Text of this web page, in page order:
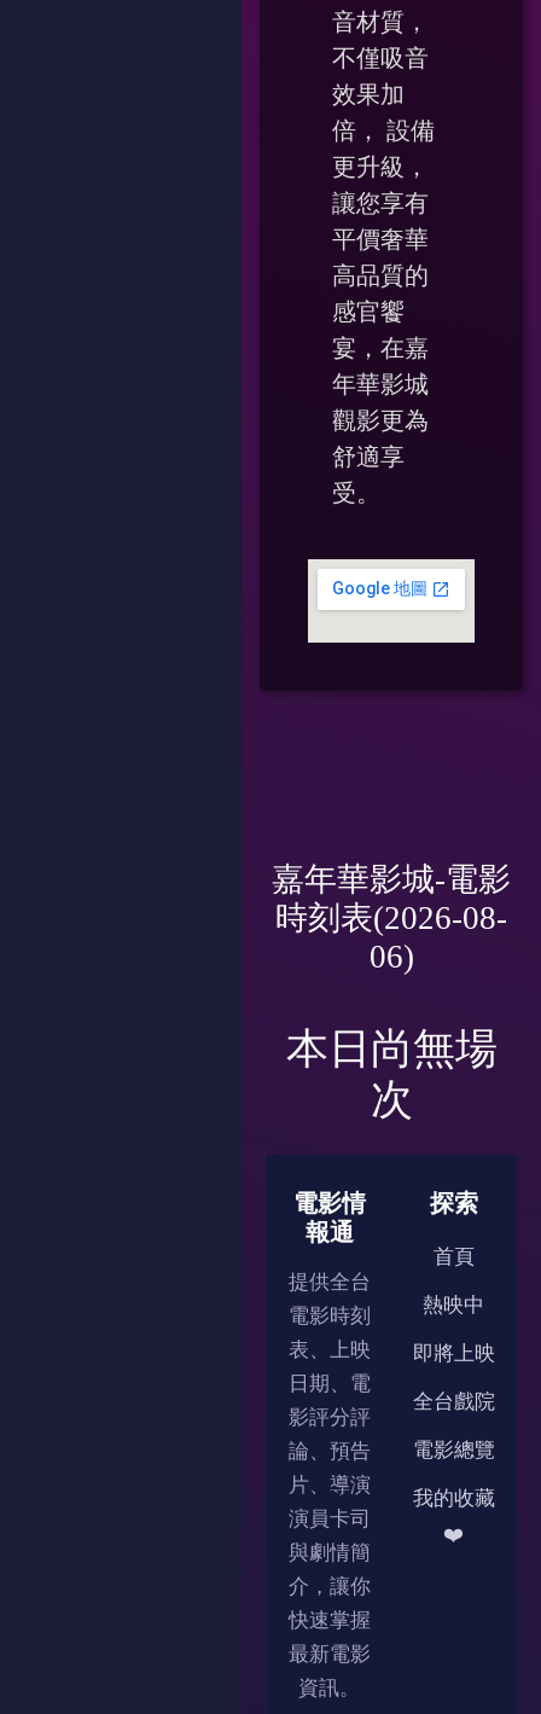
音材質，
不僅吸音
效果加
倍， 設備
更升級，
讓您享有
平價奢華
高品質的
感官饗
宴，在嘉
年華影城
觀影更為
舒適享
受。
嘉年華影城-電影
時刻表(2026-08-
06)
本日尚無場
次
電影情
報通
提供全台
電影時刻
表、上映
日期、電
影評分評
論、預告
片、導演
演員卡司
與劇情簡
介，讓你
快速掌握
最新電影
資訊。
探索
首頁
熱映中
即將上映
全台戲院
電影總覽
我的收藏
❤️